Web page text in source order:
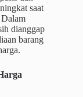
saat
dianggap
barang